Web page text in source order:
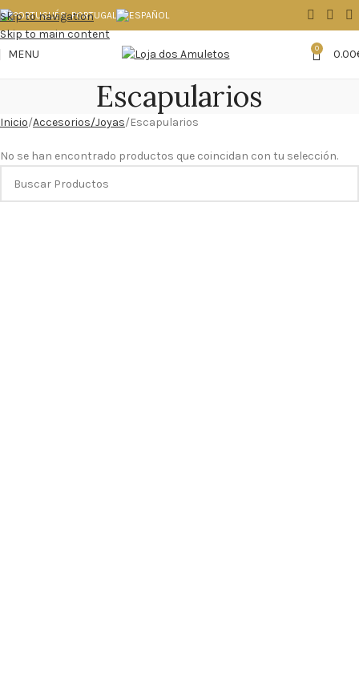
Skip to navigation
Skip to main content
MENU
0 0.00
Escapularios
Inicio Accesorios/Joyas Escapularios
No se han encontrado productos que coincidan con tu selección.